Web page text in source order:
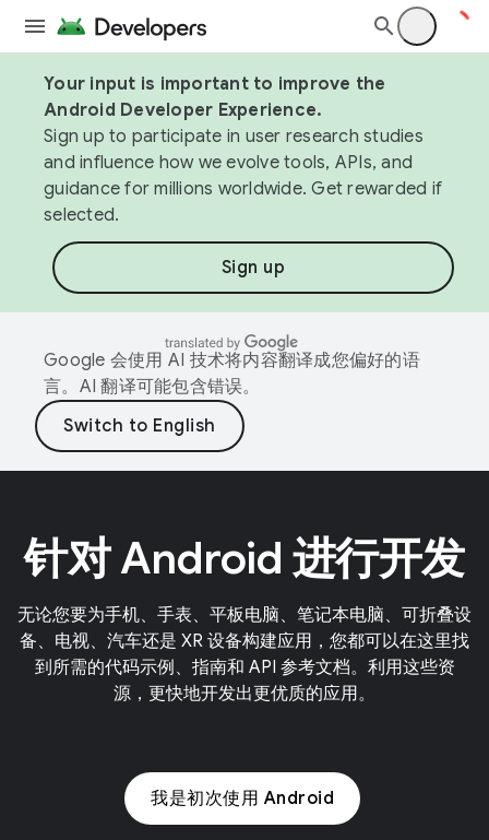
Your input is important to improve the
Android Developer Experience.
Sign up to participate in user research studies
and influence how we evolve tools, APIs, and
guidance for millions worldwide. Get rewarded if
selected.
Sign up
Google 会使用 AI 技术将内容翻译成您偏好的语
言。AI 翻译可能包含错误。
针对 Android 进行开发
无论您要为手机、手表、平板电脑、笔记本电脑、可折叠设
备、电视、汽车还是 XR 设备构建应用，您都可以在这里找
到所需的代码示例、指南和 API 参考文档。利用这些资
源，更快地开发出更优质的应用。
我是初次使用 Android